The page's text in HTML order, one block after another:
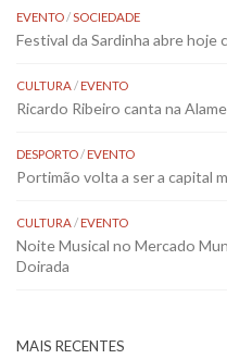
EVENTO/SOCIEDADE
Festival da Sardinha abre hoje
CULTURA/EVENTO
Ricardo Ribeiro canta na
DESPORTO/EVENTO
Portimão volta a ser a capital
CULTURA/EVENTO
Noite Musical no Mercado
Doirada
MAIS RECENTES